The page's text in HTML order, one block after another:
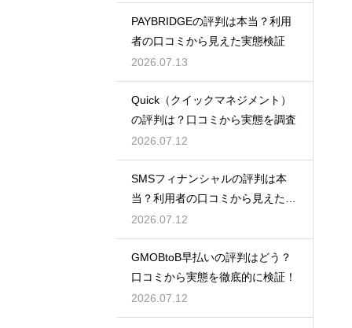
PAYBRIDGEの評判は本当？利用
者の口コミから見えた実態検証
2026.07.13
Quick（クイックマネジメント）
の評判は？口コミから実態を調査
2026.07.12
SMSフィナンシャルの評判は本
当？利用者の口コミから見えた実
態検証
2026.07.12
GMOBtoB早払いの評判はどう？
口コミから実態を徹底的に検証！
2026.07.12